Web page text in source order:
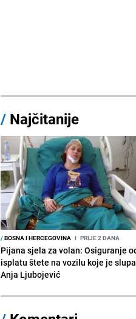
/ Najčitanije
/BOSNA I HERCEGOVINA I PRIJE 2 DANA
Pijana sjela za volan: Osiguranje
isplatu štete na vozilu koje je
Anja Ljubojević